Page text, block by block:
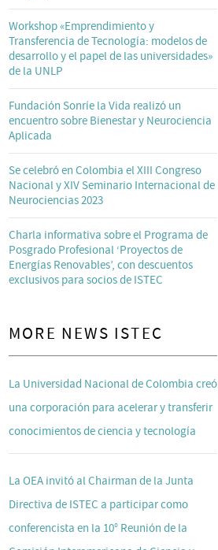
Workshop «Emprendimiento y
Transferencia de Tecnología: modelos de
desarrollo y el papel de las universidades»
de la UNLP
Fundación Sonríe la Vida realizó un
encuentro sobre Bienestar y Neurociencia
Aplicada
Se celebró en Colombia el XIII Congreso
Nacional y XIV Seminario Internacional de
Neurociencias 2023
Charla informativa sobre el Programa de
Posgrado Profesional ‘Proyectos de
Energías Renovables’, con descuentos
exclusivos para socios de ISTEC
MORE NEWS ISTEC
La Universidad Nacional de Colombia creó
una corporación para acelerar y transferir
conocimientos de ciencia y tecnología
La OEA invitó al Chairman de la Junta
Directiva de ISTEC a participar como
conferencista en la 10° Reunión de la